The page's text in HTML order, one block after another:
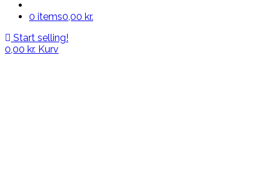
0 items0,00 kr.
Start selling!
0,00 kr. Kurv